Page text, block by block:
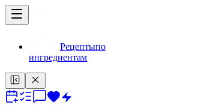
Рецептыпо
ингредиентам